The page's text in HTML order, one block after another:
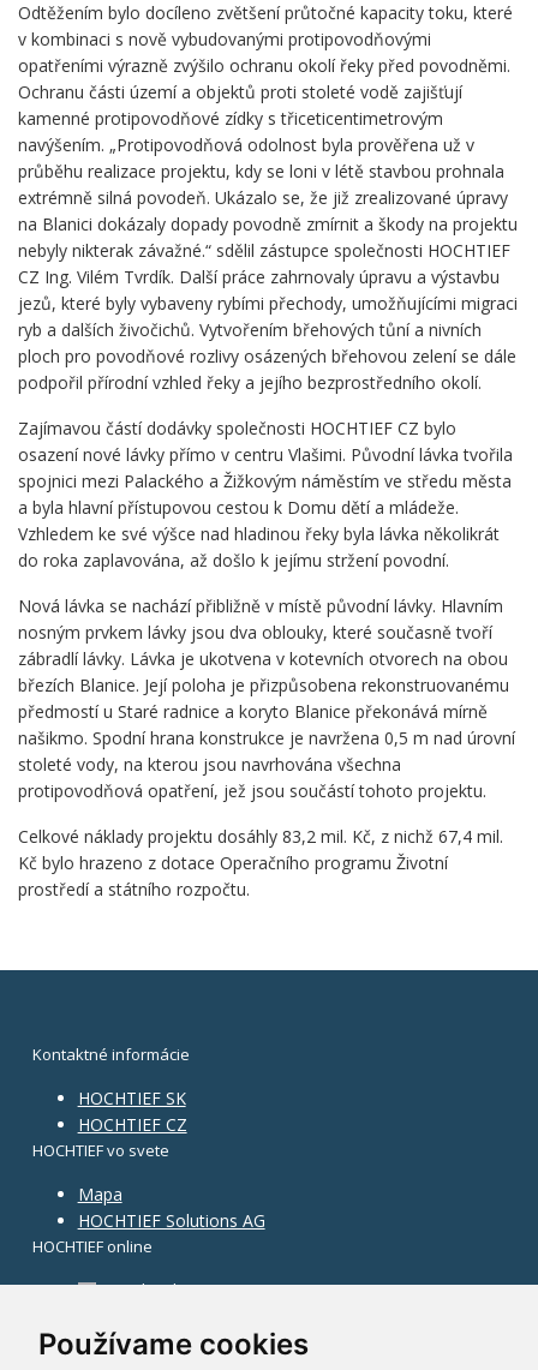
Používame cookies
Odtěžením bylo docíleno zvětšení průtočné kapacity toku, které
v kombinaci s nově vybudovanými protipovodňovými
opatřeními výrazně zvýšilo ochranu okolí řeky před povodněmi.
Ochranu části území a objektů proti stoleté vodě zajišťují
kamenné protipovodňové zídky s třiceticentimetrovým
navýšením. „Protipovodňová odolnost byla prověřena už v
průběhu realizace projektu, kdy se loni v létě stavbou prohnala
extrémně silná povodeň. Ukázalo se, že již zrealizované úpravy
na Blanici dokázaly dopady povodně zmírnit a škody na projektu
nebyly nikterak závažné.“ sdělil zástupce společnosti HOCHTIEF
CZ Ing. Vilém Tvrdík. Další práce zahrnovaly úpravu a výstavbu
jezů, které byly vybaveny rybími přechody, umožňujícími migraci
ryb a dalších živočichů. Vytvořením břehových tůní a nivních
ploch pro povodňové rozlivy osázených břehovou zelení se dále
podpořil přírodní vzhled řeky a jejího bezprostředního okolí.
Zajímavou částí dodávky společnosti HOCHTIEF CZ bylo
osazení nové lávky přímo v centru Vlašimi. Původní lávka tvořila
spojnici mezi Palackého a Žižkovým náměstím ve středu města
a byla hlavní přístupovou cestou k Domu dětí a mládeže.
Vzhledem ke své výšce nad hladinou řeky byla lávka několikrát
do roka zaplavována, až došlo k jejímu stržení povodní.
Nová lávka se nachází přibližně v místě původní lávky. Hlavním
nosným prvkem lávky jsou dva oblouky, které současně tvoří
zábradlí lávky. Lávka je ukotvena v kotevních otvorech na obou
březích Blanice. Její poloha je přizpůsobena rekonstruovanému
předmostí u Staré radnice a koryto Blanice překonává mírně
našikmo. Spodní hrana konstrukce je navržena 0,5 m nad úrovní
stoleté vody, na kterou jsou navrhována všechna
protipovodňová opatření, jež jsou součástí tohoto projektu.
Celkové náklady projektu dosáhly 83,2 mil. Kč, z nichž 67,4 mil.
Kč bylo hrazeno z dotace Operačního programu Životní
prostředí a státního rozpočtu.
Kontaktné informácie
HOCHTIEF SK
HOCHTIEF CZ
HOCHTIEF vo svete
Mapa
HOCHTIEF Solutions AG
HOCHTIEF online
Facebook